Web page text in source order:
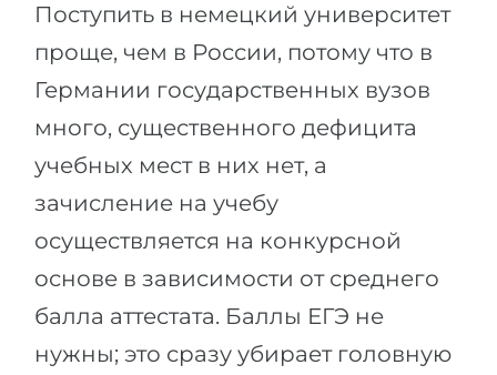
Поступить в немецкий университет
проще, чем в России, потому что в
Германии государственных вузов
много, существенного дефицита
учебных мест в них нет, а
зачисление на учебу
осуществляется на конкурсной
основе в зависимости от среднего
балла аттестата. Баллы ЕГЭ не
нужны; это сразу убирает головную